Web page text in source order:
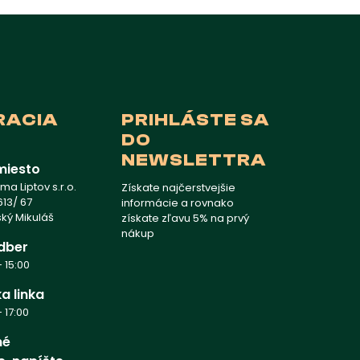
Liptov s.r.o.
67
Mikuláš
linka
PRIHLÁSTE SA
DO
NEWSLETTRA
Získate najčerstvejšie
informácie a rovnako
získate zľavu 5% na prvý
nákup